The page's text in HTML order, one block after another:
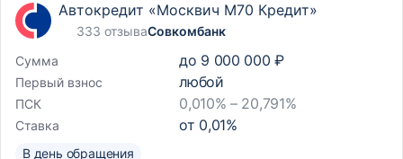
Автокредит «Москвич М70 Кредит»
333 отзываСовкомбанк
Сумма
до 9 000 000 ₽
Первый взнос любой
ПСК 0,010% – 20,791%
Ставка от 0,01%
В день обращения